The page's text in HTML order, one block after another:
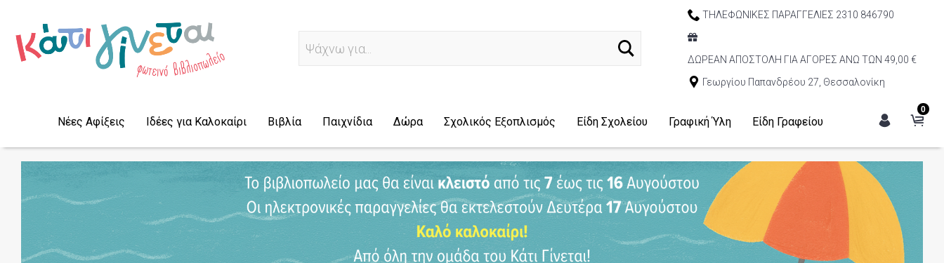
Αναζ
ΤΗΛΕΦΩΝΙΚΕΣ ΠΑΡΑΓΓΕΛΙΕΣ 2310 846790
ΔΩΡΕΑΝ ΑΠΟΣΤΟΛΗ ΓΙΑ ΑΓΟΡΕΣ ΑΝΩ ΤΩΝ 49,00 €
Γεωργίου Παπανδρέου 27, Θεσσαλονίκη
0
Νέες Αφίξεις Ιδέες για Καλοκαίρι Βιβλία Παιχνίδια Δώρα Σχολικός Εξοπλισμός Είδη Σχολείου Γραφική Ύλη Είδη Γραφείου